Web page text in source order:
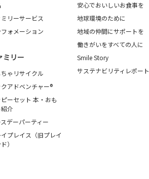
リーサービス
ォメーション
ミリー
ゃリサイクル
アドベンチャー®
ーセット 本・おも
介
デーパーティー
プレイス（旧プレイ
）
安心でおいしいお食事を
地球環境のために
地域の仲間にサポートを
働きがいをすべての人に
Smile Story
サステナビリティレポート